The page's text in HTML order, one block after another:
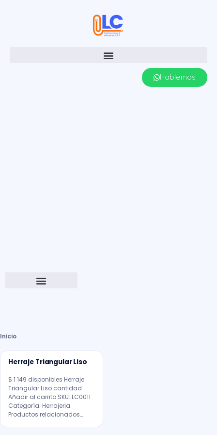
Hablemos
Inicio
Herraje Triangular Liso
$ 1 149 disponibles Herraje
Triangular Liso cantidad
Añadir al carrito SKU: LC0011
Categoría: Herrajeria
Productos relacionados…